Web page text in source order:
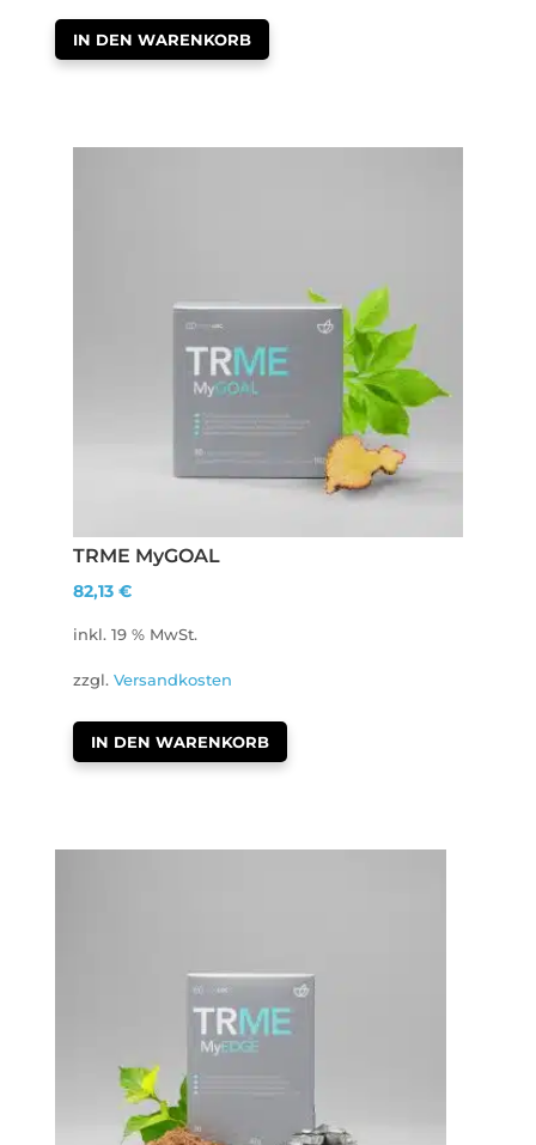
IN DEN WARENKORB
TRME MyGOAL
82,13 €
inkl. 19 % MwSt.
zzgl. Versandkosten
IN DEN WARENKORB